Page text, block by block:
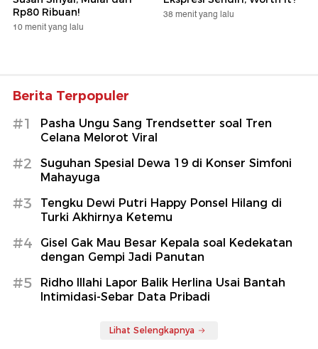
Rp80 Ribuan!
10 menit yang lalu
38 menit yang lalu
Berita Terpopuler
#1
Pasha Ungu Sang Trendsetter soal Tren
Celana Melorot Viral
#2
Suguhan Spesial Dewa 19 di Konser Simfoni
Mahayuga
#3
Tengku Dewi Putri Happy Ponsel Hilang di
Turki Akhirnya Ketemu
#4
Gisel Gak Mau Besar Kepala soal Kedekatan
dengan Gempi Jadi Panutan
#5
Ridho Illahi Lapor Balik Herlina Usai Bantah
Intimidasi-Sebar Data Pribadi
Lihat Selengkapnya